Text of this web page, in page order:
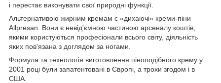
і перестає виконувати свої природні функції.
Альтернативою жирним кремам є «дихаючі» креми-піни
Allpresan. Вони є невід'ємною частиною арсеналу коштів,
якими користуються професіонали всього світу, діяльність
яких пов'язана з доглядом за ногами.
Формула та технологія виготовлення піноподібного крему у
2001 році були запатентовані в Європі, а трохи згодом і в
США.